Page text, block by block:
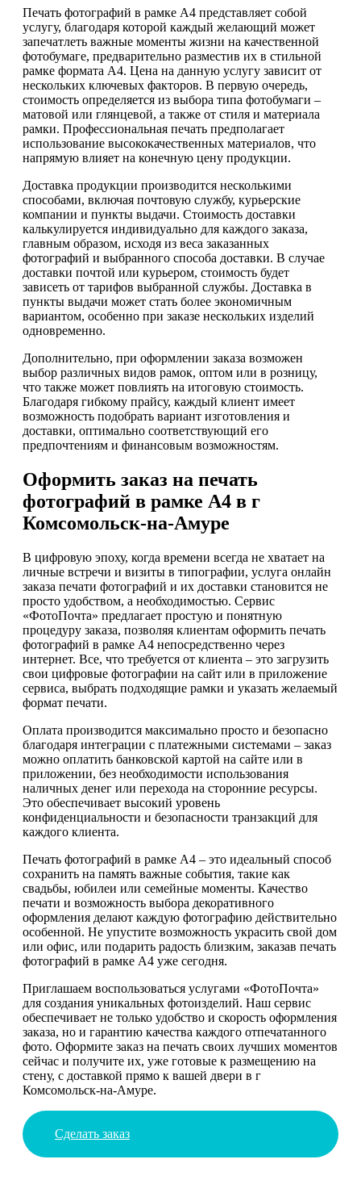
Печать фотографий в рамке А4 представляет собой
услугу, благодаря которой каждый желающий может
запечатлеть важные моменты жизни на качественной
фотобумаге, предварительно разместив их в стильной
рамке формата А4. Цена на данную услугу зависит от
нескольких ключевых факторов. В первую очередь,
стоимость определяется из выбора типа фотобумаги –
матовой или глянцевой, а также от стиля и материала
рамки. Профессиональная печать предполагает
использование высококачественных материалов, что
напрямую влияет на конечную цену продукции.
Доставка продукции производится несколькими
способами, включая почтовую службу, курьерские
компании и пункты выдачи. Стоимость доставки
калькулируется индивидуально для каждого заказа,
главным образом, исходя из веса заказанных
фотографий и выбранного способа доставки. В случае
доставки почтой или курьером, стоимость будет
зависеть от тарифов выбранной службы. Доставка в
пункты выдачи может стать более экономичным
вариантом, особенно при заказе нескольких изделий
одновременно.
Дополнительно, при оформлении заказа возможен
выбор различных видов рамок, оптом или в розницу,
что также может повлиять на итоговую стоимость.
Благодаря гибкому прайсу, каждый клиент имеет
возможность подобрать вариант изготовления и
доставки, оптимально соответствующий его
предпочтениям и финансовым возможностям.
Оформить заказ на печать
фотографий в рамке А4 в г
Комсомольск-на-Амуре
В цифровую эпоху, когда времени всегда не хватает на
личные встречи и визиты в типографии, услуга онлайн
заказа печати фотографий и их доставки становится не
просто удобством, а необходимостью. Сервис
«ФотоПочта» предлагает простую и понятную
процедуру заказа, позволяя клиентам оформить печать
фотографий в рамке А4 непосредственно через
интернет. Все, что требуется от клиента – это загрузить
свои цифровые фотографии на сайт или в приложение
сервиса, выбрать подходящие рамки и указать желаемый
формат печати.
Оплата производится максимально просто и безопасно
благодаря интеграции с платежными системами – заказ
можно оплатить банковской картой на сайте или в
приложении, без необходимости использования
наличных денег или перехода на сторонние ресурсы.
Это обеспечивает высокий уровень
конфиденциальности и безопасности транзакций для
каждого клиента.
Печать фотографий в рамке А4 – это идеальный способ
сохранить на память важные события, такие как
свадьбы, юбилеи или семейные моменты. Качество
печати и возможность выбора декоративного
оформления делают каждую фотографию действительно
особенной. Не упустите возможность украсить свой дом
или офис, или подарить радость близким, заказав печать
фотографий в рамке А4 уже сегодня.
Приглашаем воспользоваться услугами «ФотоПочта»
для создания уникальных фотоизделий. Наш сервис
обеспечивает не только удобство и скорость оформления
заказа, но и гарантию качества каждого отпечатанного
фото. Оформите заказ на печать своих лучших моментов
сейчас и получите их, уже готовые к размещению на
стену, с доставкой прямо к вашей двери в г
Комсомольск-на-Амуре.
Сделать заказ